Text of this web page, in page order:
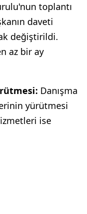
toplantı
daveti
değiştirildi.
az bir ay
Danışma
yürütmesi
ise